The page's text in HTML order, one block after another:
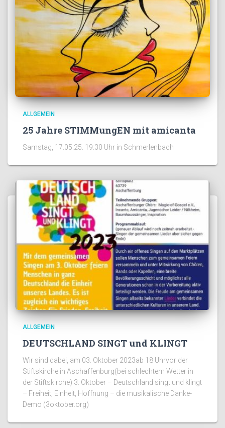
ALLGEMEIN
25 Jahre STIMMungEN mit amicanta
Samstag, 17.05.25. 19:30 Uhr in Schmerlenbach
ALLGEMEIN
DEUTSCHLAND SINGT und KLINGT
Wir sind dabei, am 03. Oktober 2023ab 18 Uhrvor der
Stiftskirche in Aschaffenburg(bei schlechtem Wetter in
der Stiftskirche) 3. Oktober – Deutschland singt und klingt
– Freiheit, Einheit, Hoffnung – die musikalische Danke-
Demo (3oktober.org)